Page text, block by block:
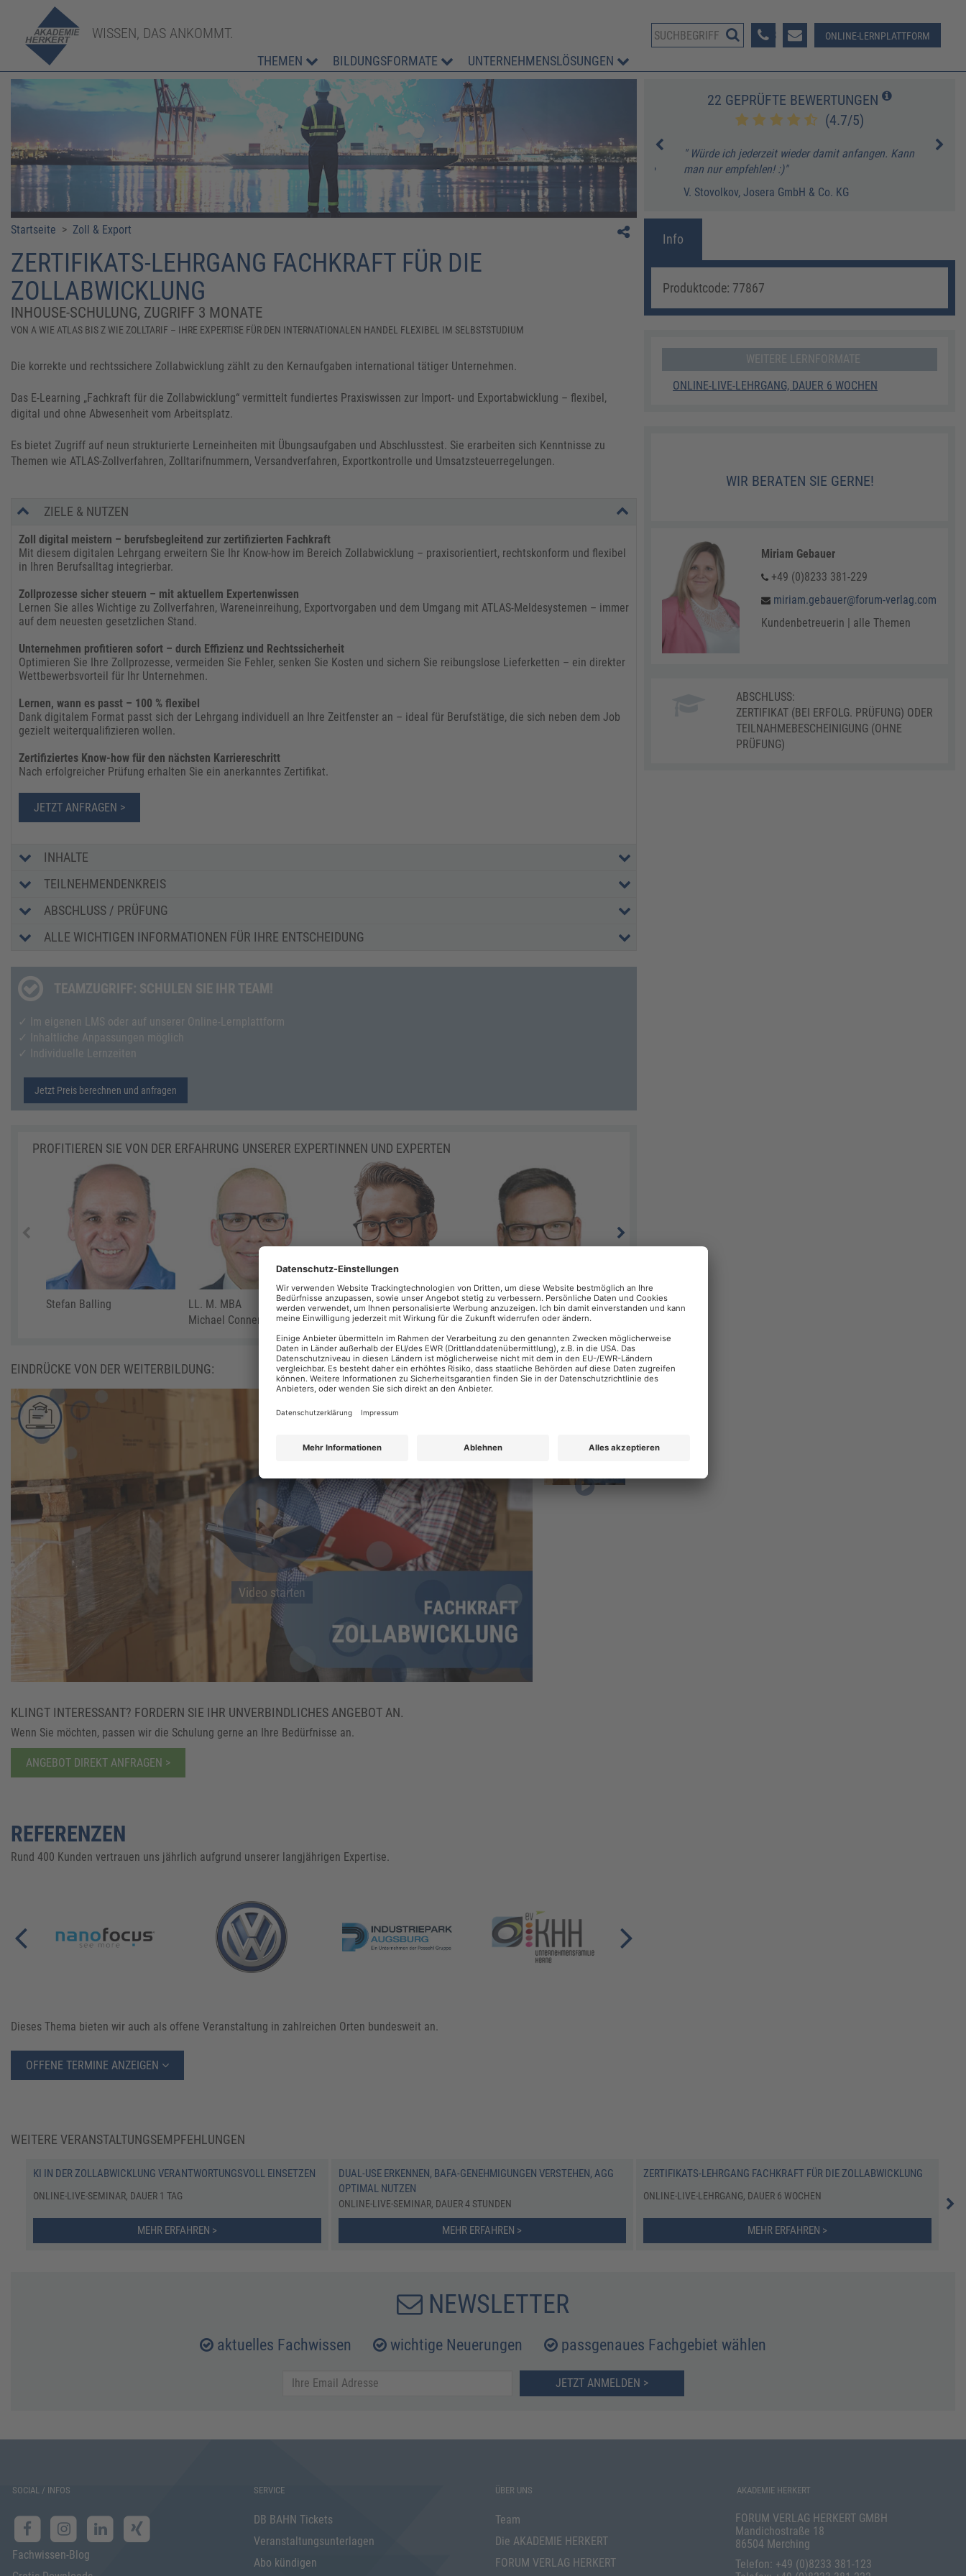
WISSEN, DAS ANKOMMT.
THEMEN BILDUNGSFORMATE UNTERNEHMENSLÖSUNGEN
08233 381-123 ONLINE-LERNPLATTFORM
Startseite > Zoll & Export
ZERTIFIKATS-LEHRGANG FACHKRAFT FÜR DIE
ZOLLABWICKLUNG
INHOUSE-SCHULUNG, ZUGRIFF 3 MONATE
VON A WIE ATLAS BIS Z WIE ZOLLTARIF – IHRE EXPERTISE FÜR DEN INTERNATIONALEN HANDEL FLEXIBEL IM SELBSTSTUDIUM
Die korrekte und rechtssichere Zollabwicklung zählt zu den Kernaufgaben international tätiger Unternehmen.
Das E-Learning „Fachkraft für die Zollabwicklung“ vermittelt fundiertes Praxiswissen zur Import- und Exportabwicklung – flexibel,
digital und ohne Abwesenheit vom Arbeitsplatz.
Es bietet Zugriff auf neun strukturierte Lerneinheiten mit Übungsaufgaben und Abschlusstest. Sie erarbeiten sich Kenntnisse zu
Themen wie ATLAS-Zollverfahren, Zolltarifnummern, Versandverfahren, Exportkontrolle und Umsatzsteuerregelungen.
ZIELE & NUTZEN
Zoll digital meistern – berufsbegleitend zur zertifizierten Fachkraft
Mit diesem digitalen Lehrgang erweitern Sie Ihr Know-how im Bereich Zollabwicklung – praxisorientiert, rechtskonform und flexibel
in Ihren Berufsalltag integrierbar.
Zollprozesse sicher steuern – mit aktuellem Expertenwissen
Lernen Sie alles Wichtige zu Zollverfahren, Wareneinreihung, Exportvorgaben und dem Umgang mit ATLAS-Meldesystemen – immer
auf dem neuesten gesetzlichen Stand.
Unternehmen profitieren sofort – durch Effizienz und Rechtssicherheit
Optimieren Sie Ihre Zollprozesse, vermeiden Sie Fehler, senken Sie Kosten und sichern Sie reibungslose Lieferketten – ein direkter
Wettbewerbsvorteil für Ihr Unternehmen.
Lernen, wann es passt – 100 % flexibel
Dank digitalem Format passt sich der Lehrgang individuell an Ihre Zeitfenster an – ideal für Berufstätige, die sich neben dem Job
gezielt weiterqualifizieren wollen.
Zertifiziertes Know-how für den nächsten Karriereschritt
Nach erfolgreicher Prüfung erhalten Sie ein anerkanntes Zertifikat.
JETZT ANFRAGEN >
INHALTE
TEILNEHMENDENKREIS
ABSCHLUSS / PRÜFUNG
ALLE WICHTIGEN INFORMATIONEN FÜR IHRE ENTSCHEIDUNG
TEAMZUGRIFF: SCHULEN SIE IHR TEAM!
✓ Im eigenen LMS oder auf unserer Online-Lernplattform
✓ Inhaltliche Anpassungen möglich
✓ Individuelle Lernzeiten
Jetzt Preis berechnen und anfragen
PROFITIEREN SIE VON DER ERFAHRUNG UNSERER EXPERTINNEN UND EXPERTEN
Stefan Balling
LL. M. MBA
Michael Connemann
Fabian A. Jahn Jörg Schouren Bernd Seemann
EINDRÜCKE VON DER WEITERBILDUNG:
Video starten
Video starten
KLINGT INTERESSANT? FORDERN SIE IHR UNVERBINDLICHES ANGEBOT AN.
Wenn Sie möchten, passen wir die Schulung gerne an Ihre Bedürfnisse an.
ANGEBOT DIREKT ANFRAGEN >
REFERENZEN
Rund 400 Kunden vertrauen uns jährlich aufgrund unserer langjährigen Expertise.
Dieses Thema bieten wir auch als offene Veranstaltung in zahlreichen Orten bundesweit an.
OFFENE TERMINE ANZEIGEN
22 GEPRÜFTE BEWERTUNGEN
(4.7/5)
" Guter Aufbau der Schulungsunterlagen, der noch
eher "trockene" Stoff wurde anhand vieler Beispiele
besser an uns heran gebracht. "
G. Philipp, PVS Fulfillment-Service GmbH
" Würde ich jederzeit wieder damit anfangen. Kann
man nur empfehlen! :)"
V. Stovolkov, Josera GmbH & Co. KG
Info
Produktcode: 77867
WEITERE LERNFORMATE
ONLINE-LIVE-LEHRGANG, DAUER 6 WOCHEN
WIR BERATEN SIE GERNE!
Miriam Gebauer
+49 (0)8233 381-229
miriam.gebauer@forum-verlag.com
Kundenbetreuerin | alle Themen
ABSCHLUSS:
ZERTIFIKAT (BEI ERFOLG. PRÜFUNG) ODER
TEILNAHMEBESCHEINIGUNG (OHNE
PRÜFUNG)
WEITERE VERANSTALTUNGSEMPFEHLUNGEN
KI IN DER ZOLLABWICKLUNG VERANTWORTUNGSVOLL EINSETZEN
ONLINE-LIVE-SEMINAR, DAUER 1 TAG
MEHR ERFAHREN >
DUAL-USE ERKENNEN, BAFA-GENEHMIGUNGEN VERSTEHEN, AGG
OPTIMAL NUTZEN
ONLINE-LIVE-SEMINAR, DAUER 4 STUNDEN
MEHR ERFAHREN >
ZERTIFIKATS-LEHRGANG FACHKRAFT FÜR DIE ZOLLABWICKLUNG
ONLINE-LIVE-LEHRGANG, DAUER 6 WOCHEN
MEHR ERFAHREN >
NEWSLETTER
aktuelles Fachwissen wichtige Neuerungen passgenaues Fachgebiet wählen
JETZT ANMELDEN >
SOCIAL / INFOS
Fachwissen-Blog
SERVICE
DB BAHN Tickets
Veranstaltungsunterlagen
Abo kündigen
ÜBER UNS
Team
Die AKADEMIE HERKERT
FORUM VERLAG HERKERT
AKADEMIE HERKERT
FORUM VERLAG HERKERT GMBH
Mandichostraße 18
86504 Merching
Telefon: +49 (0)8233 381-123